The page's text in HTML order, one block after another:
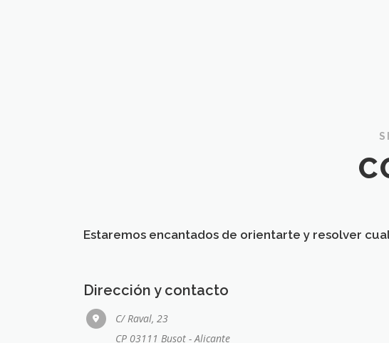
Estaremos encantados de orientarte y resolver
Dirección y contacto
C/ Raval, 23
CP 03111 Busot - Alicante